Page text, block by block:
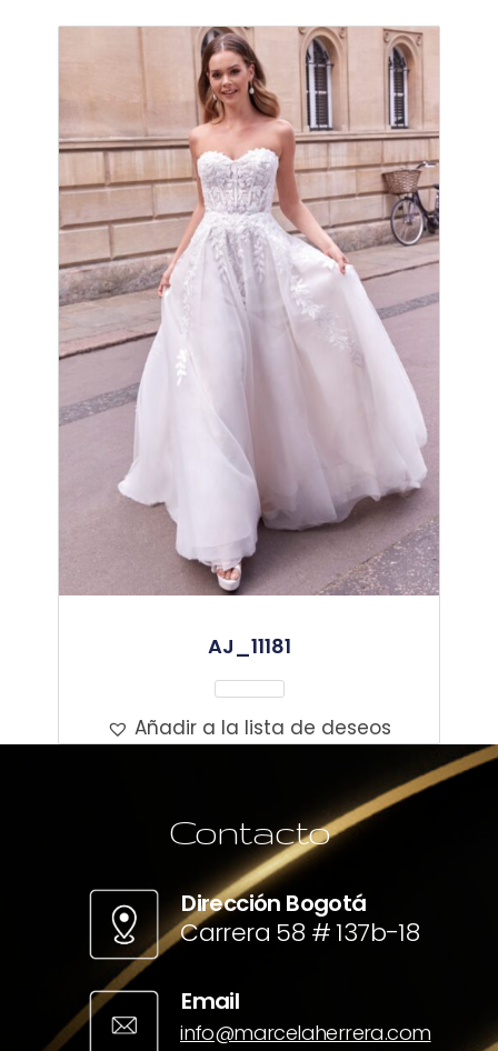
AJ_11181
Leer Más
Añadir a la lista de deseos
Contacto
Dirección Bogotá
Carrera 58 # 137b-18
Email
info@marcelaherrera.com